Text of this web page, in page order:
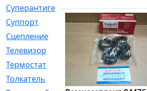
Суперантигель
[3]
Суппорт
[198]
Сцепление
[1]
Телевизор
[13]
Термостат
[323]
Толкатель
[4]